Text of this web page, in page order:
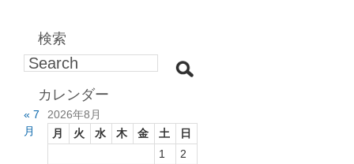
検索
カレンダー
2026年8月
月
火 水 木 金 土
日
1
2
« 7
月